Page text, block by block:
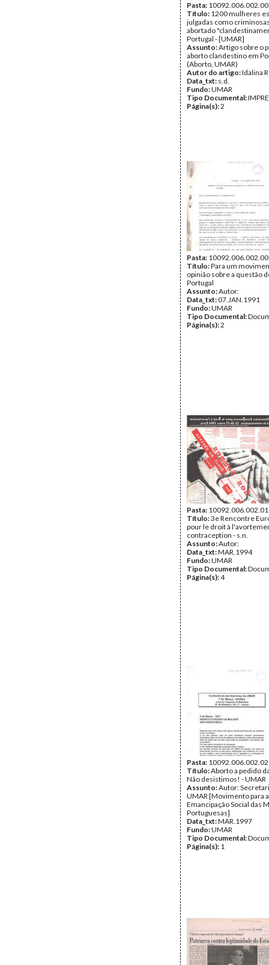
Pasta:
Título: 1200 mulheres
julgadas como
abortado
Portugal - [UMAR]
Assunto:Artigo sobre o
aborto clandestino em
(Aborto, UMAR)
Autor do artigo:Idalina
Data_txt: s.d.
Fundo:UMAR
Tipo Documental:
Página(s):2
Pasta:
Título:Para um
opinião sobre a questão
Portugal
Assunto:Autor:
Data_txt:07.JAN.1991
Fundo:UMAR
Tipo Documental:
Página(s):2
Pasta:
Título:3e Rencontre
pour le droit à
contraception - s.n.
Assunto:Autor:
Data_txt:MAR.1994
Fundo:UMAR
Tipo Documental:
Página(s):4
Pasta:
Título:Aborto a pedido
Não desistimos! - UMAR
Assunto:Autor:
UMAR [Movimento para a
Emancipação Social das
Portuguesas]
Data_txt:MAR.1997
Fundo:UMAR
Tipo Documental:
Página(s): 1